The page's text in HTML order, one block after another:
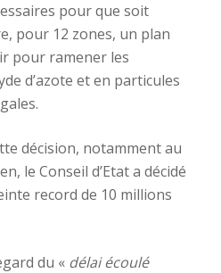
pour que soit
pour 12 zones, un plan
pour ramener les
d’azote et en particules
décision, notamment au
le Conseil d’Etat a décidé
record de 10 millions
du « délai écoulé